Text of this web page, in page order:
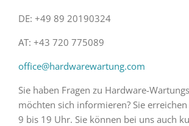
DE: +49 89 20190324
AT: +43 720 775089
office@hardwarewartung.com
Sie haben Fragen zu Hardware-
möchten sich informieren? Sie
9 bis 19 Uhr. Sie können bei uns auch